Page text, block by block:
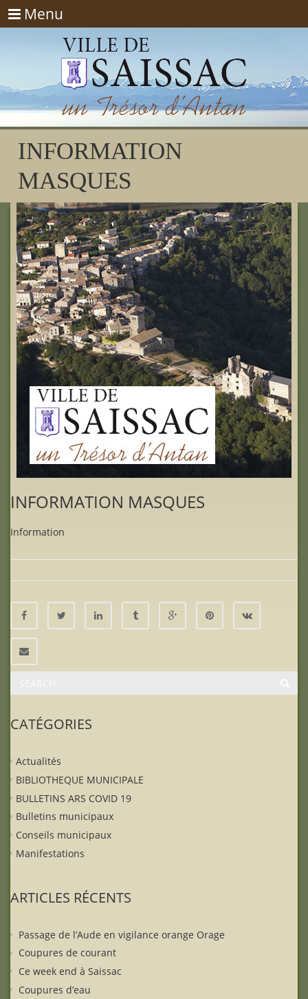
Menu
Menu
INFORMATION
MASQUES
INFORMATION MASQUES
Information
CATÉGORIES
Actualités
BIBLIOTHEQUE MUNICIPALE
BULLETINS ARS COVID 19
Bulletins municipaux
Conseils municipaux
Manifestations
ARTICLES RÉCENTS
Passage de l’Aude en vigilance orange Orage
Coupures de courant
Ce week end à Saissac
Coupures d’eau